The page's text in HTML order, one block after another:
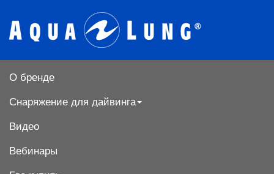
О бренде
Снаряжение для дайвинга
Видео
Вебинары